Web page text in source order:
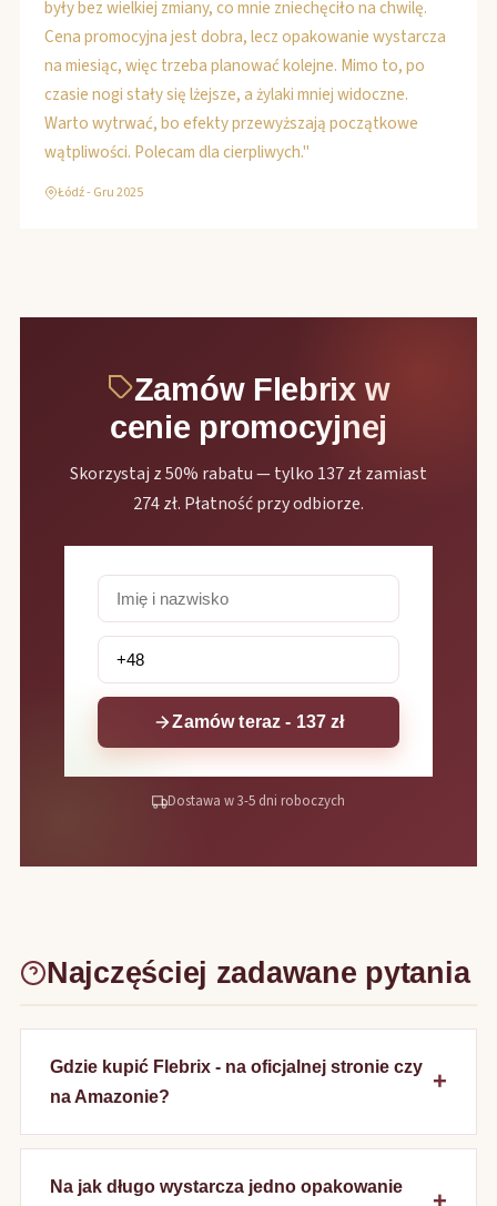
były bez wielkiej zmiany, co mnie zniechęciło na chwilę.
Cena promocyjna jest dobra, lecz opakowanie wystarcza
na miesiąc, więc trzeba planować kolejne. Mimo to, po
czasie nogi stały się lżejsze, a żylaki mniej widoczne.
Warto wytrwać, bo efekty przewyższają początkowe
wątpliwości. Polecam dla cierpliwych."
Łódź - Gru 2025
Zamów Flebrix w
cenie promocyjnej
Skorzystaj z 50% rabatu — tylko 137 zł zamiast
274 zł. Płatność przy odbiorze.
Zamów teraz - 137 zł
Dostawa w 3-5 dni roboczych
Najczęściej zadawane pytania
Gdzie kupić Flebrix - na oficjalnej stronie czy
na Amazonie?
Na jak długo wystarcza jedno opakowanie